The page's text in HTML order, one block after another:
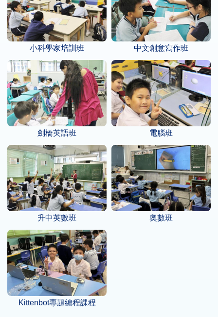
小科學家培訓班 中文創意寫作班
劍橋英語班 電腦班
升中英數班 奧數班
Kittenbot專題編程課程